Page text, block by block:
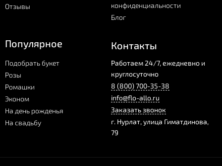
Отзывы
конфиденциальности
Блог
Популярное
Подобрать букет
Розы
Ромашки
Эконом
На день рожденья
На свадьбу
Контакты
Работаем 24/7, ежедневно и
круглосуточно
8 (800) 700-35-38
info@flo-allo.ru
Заказать звонок
г. Нурлат,улица Гиматдинова,
79